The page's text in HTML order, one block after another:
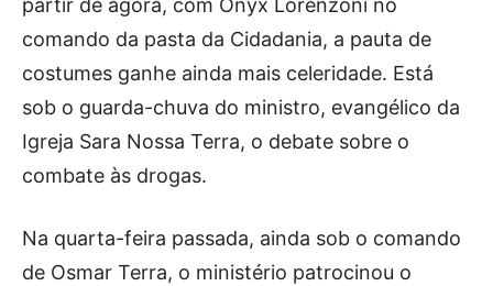
partir de agora, com Onyx Lorenzoni no
comando da pasta da Cidadania, a pauta de
costumes ganhe ainda mais celeridade. Está
sob o guarda-chuva do ministro, evangélico da
Igreja Sara Nossa Terra, o debate sobre o
combate às drogas.
Na quarta-feira passada, ainda sob o comando
de Osmar Terra, o ministério patrocinou o